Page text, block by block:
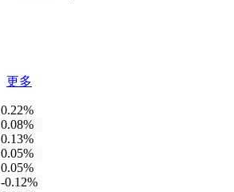
更多
0.22%
0.08%
0.13%
0.05%
0.05%
-0.12%